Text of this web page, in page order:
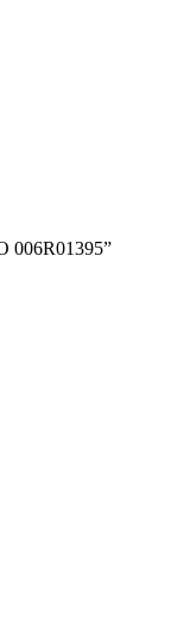
006R01395”